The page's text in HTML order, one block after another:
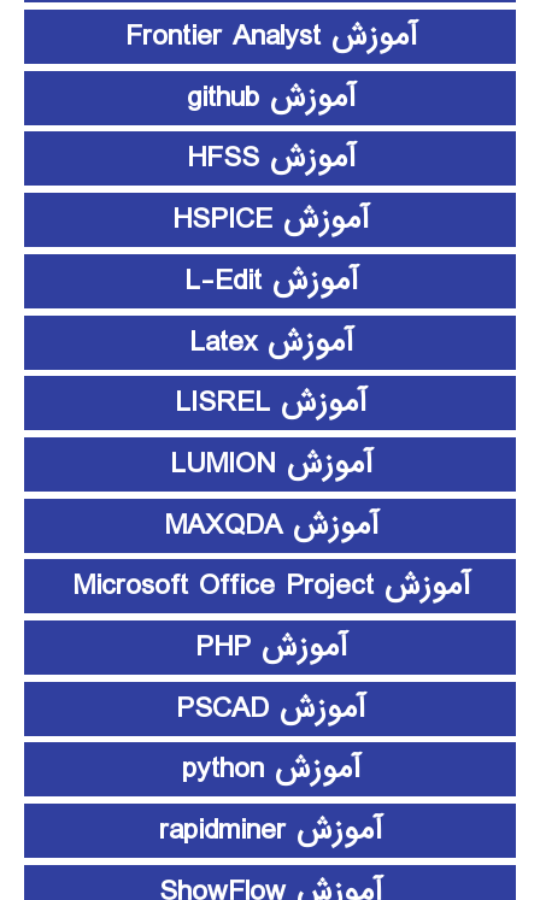
آموزش Frontier Analyst
آموزش github
آموزش HFSS
آموزش HSPICE
آموزش L-Edit
آموزش Latex
آموزش LISREL
آموزش LUMION
آموزش MAXQDA
آموزش Microsoft Office Project
آموزش PHP
آموزش PSCAD
آموزش python
آموزش rapidminer